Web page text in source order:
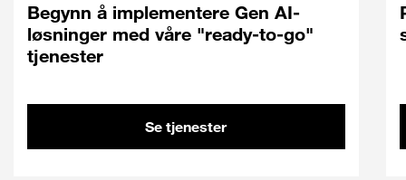
Begynn å implementere Gen AI-
løsninger med våre "ready-to-go"
tjenester
Se tjenester